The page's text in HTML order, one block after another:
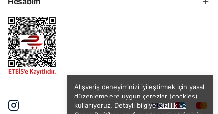
Alışveriş deneyiminizi iyileştirmek için yasal
düzenlemelere uygun çerezler (cookies)
kullanıyoruz. Detaylı bilgiyeGizlilik ve